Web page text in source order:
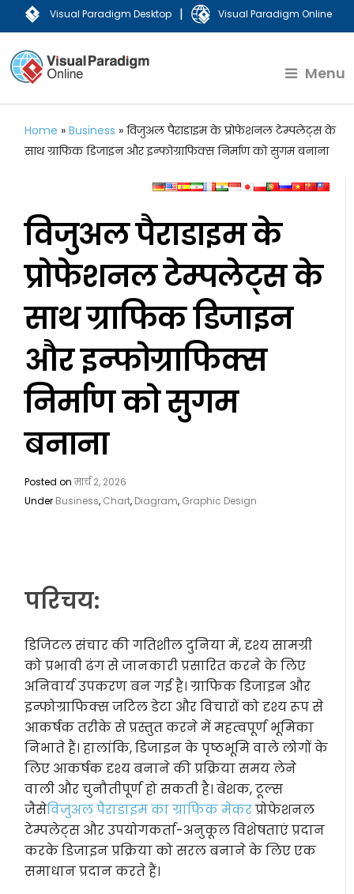
Visual Paradigm Desktop | Visual Paradigm Online
Menu
Home »Business »विजुअल पैराडाइम के प्रोफेशनल टेम्पलेट्स के
साथ ग्राफिक डिजाइन और इन्फोग्राफिक्स निर्माण को सुगम बनाना
विजुअल पैराडाइम के
प्रोफेशनल टेम्पलेट्स के
साथ ग्राफिक डिजाइन
और इन्फोग्राफिक्स
निर्माण को सुगम
बनाना
Posted onमार्च 2, 2026
Under Business, Chart, Diagram, Graphic Design
परिचय:
डिजिटल संचार की गतिशील दुनिया में, दृश्य सामग्री
को प्रभावी ढंग से जानकारी प्रसारित करने के लिए
अनिवार्य उपकरण बन गई है। ग्राफिक डिजाइन और
इन्फोग्राफिक्स जटिल डेटा और विचारों को दृश्य रूप से
आकर्षक तरीके से प्रस्तुत करने में महत्वपूर्ण भूमिका
निभाते हैं। हालांकि, डिजाइन के पृष्ठभूमि वाले लोगों के
लिए आकर्षक दृश्य बनाने की प्रक्रिया समय लेने
वाली और चुनौतीपूर्ण हो सकती है। बेशक, टूल्स
जैसेविजुअल पैराडाइम का ग्राफिक मेकरप्रोफेशनल
टेम्पलेट्स और उपयोगकर्ता-अनुकूल विशेषताएं प्रदान
करके डिजाइन प्रक्रिया को सरल बनाने के लिए एक
समाधान प्रदान करते हैं।